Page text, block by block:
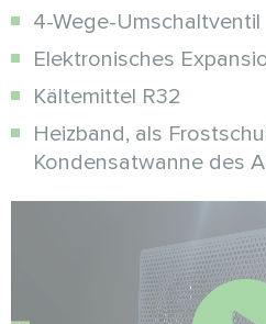
4-Wege-Umschaltventil
Elektronisches
Kältemittel R32
Heizband, als
Kondensatwanne des